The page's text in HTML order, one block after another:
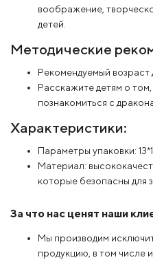
воображение,
детей.
Методические
Рекомендуемый возраст
Расскажите детям о
познакомиться с
Характеристики:
Параметры упаковки:
Материал:
которые безопасны для
За что нас ценят наши
Мы производим
продукцию, в том числе